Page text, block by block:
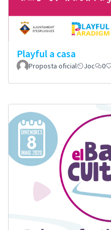
Playful a casa
Proposta oficial Joc 0